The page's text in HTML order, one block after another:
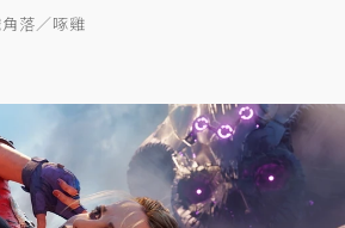
落／啄雞